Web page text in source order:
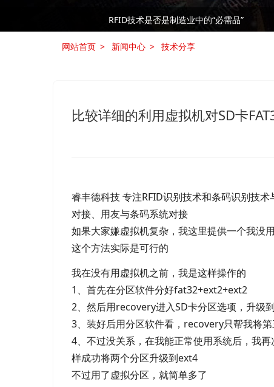
RFID技术是否是制造业中的“必需品”
网站首页 新闻中心 技术分享
比较详细的利用虚拟机对SD卡
睿丰德科技 专注RFID识别技术和条码识别技
对接、用友与条码系统对接
如果大家嫌虚拟机复杂，我这里提供一个我没
这个方法实际是可行的
我在没有用虚拟机之前，我是这样操作的
1、首先在分区软件分好fat32+ext2+ext2
2、然后用recovery进入SD卡分区选项，升级
3、装好后用分区软件看，recovery只帮我将
4、不过没关系，在我能正常使用系统后，我
样成功将两个分区升级到ext4
不过用了虚拟分区，就简单多了